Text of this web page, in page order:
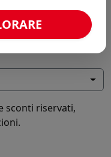
sconti riservati,